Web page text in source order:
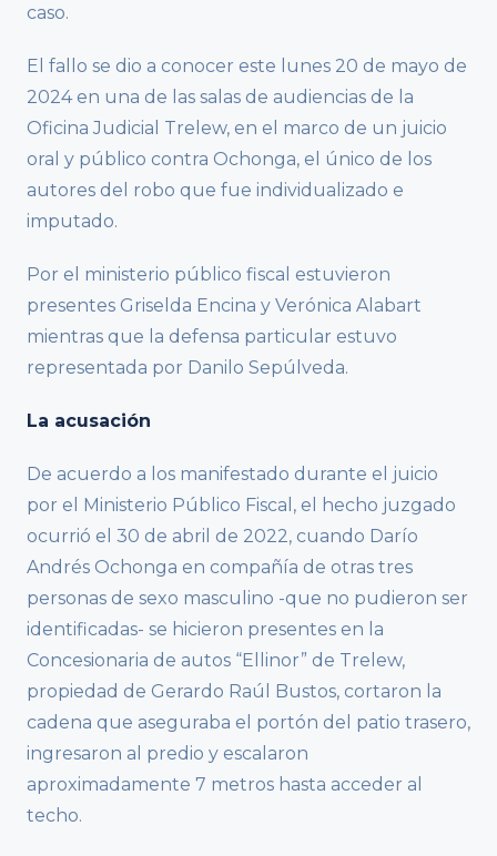
caso.
El fallo se dio a conocer este lunes 20 de mayo de
2024 en una de las salas de audiencias de la
Oficina Judicial Trelew, en el marco de un juicio
oral y público contra Ochonga, el único de los
autores del robo que fue individualizado e
imputado.
Por el ministerio público fiscal estuvieron
presentes Griselda Encina y Verónica Alabart
mientras que la defensa particular estuvo
representada por Danilo Sepúlveda.
La acusación
De acuerdo a los manifestado durante el juicio
por el Ministerio Público Fiscal, el hecho juzgado
ocurrió el 30 de abril de 2022, cuando Darío
Andrés Ochonga en compañía de otras tres
personas de sexo masculino -que no pudieron ser
identificadas- se hicieron presentes en la
Concesionaria de autos “Ellinor” de Trelew,
propiedad de Gerardo Raúl Bustos, cortaron la
cadena que aseguraba el portón del patio trasero,
ingresaron al predio y escalaron
aproximadamente 7 metros hasta acceder al
techo.